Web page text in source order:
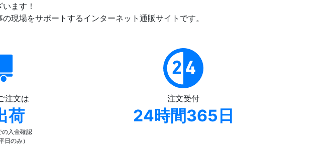
ます！
現場をサポートするインターネット通販サイトです。
注文は
荷
の入金確認
日のみ）
注文受付
24時間365日